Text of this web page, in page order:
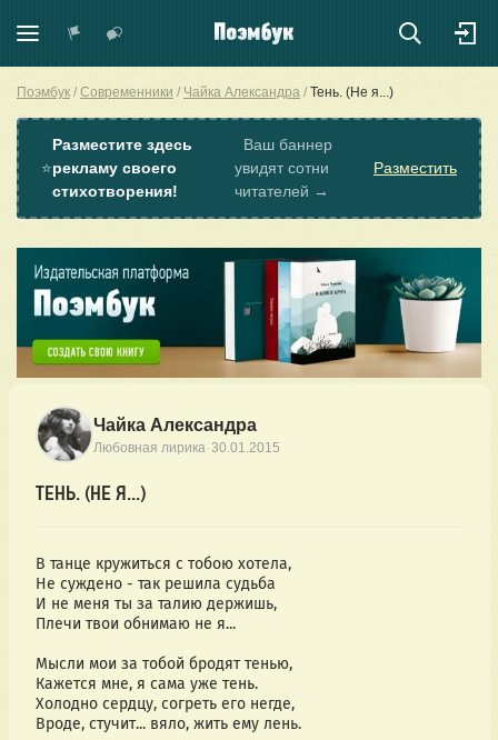
Поэмбук Современники Чайка Александра Тень. (Не я...)
⭐
Разместите здесь
рекламу своего
стихотворения!
Ваш баннер
увидят сотни
читателей →
Разместить
Чайка Александра
Любовная лирика·30.01.2015
ТЕНЬ. (НЕ Я...)
В танце кружиться с тобою хотела,
Не суждено - так решила судьба
И не меня ты за талию держишь,
Плечи твои обнимаю не я...
Мысли мои за тобой бродят тенью,
Кажется мне, я сама уже тень.
Холодно сердцу, согреть его негде,
Вроде, стучит... вяло, жить ему лень.